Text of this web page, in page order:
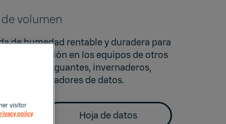
volumen
de humedad rentable y duradera para
integración en los equipos de otros
cajas de guantes, invernaderos,
y registradores de datos.
Hoja de datos
visitor
policy